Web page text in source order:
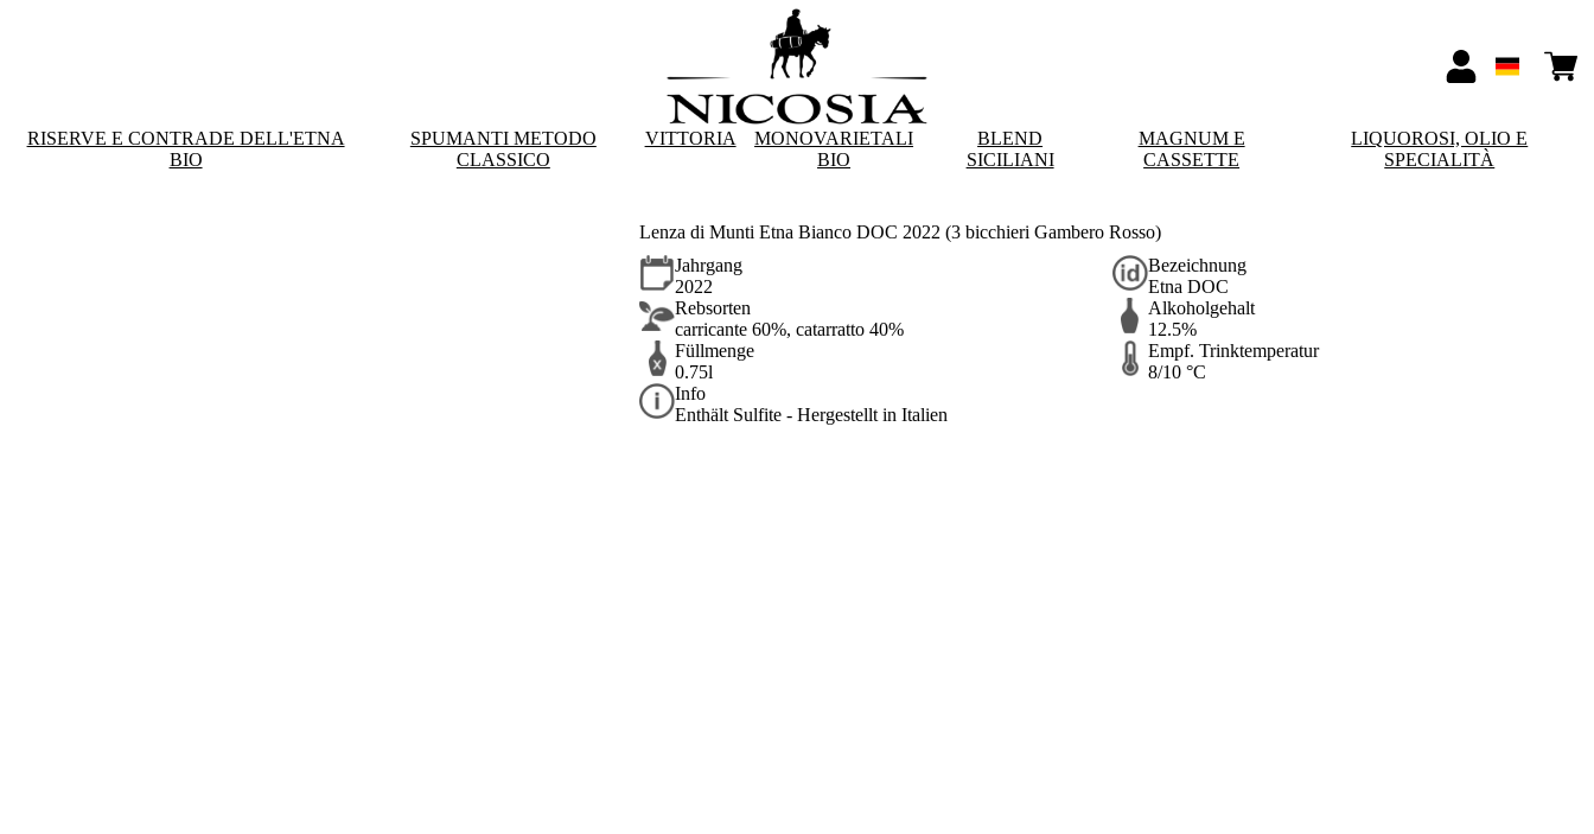
RISERVE E CONTRADE DELL'ETNA
BIO
SPUMANTI METODO
CLASSICO
VITTORIA
MONOVARIETALI
BIO
BLEND
SICILIANI
MAGNUM E
CASSETTE
LIQUOROSI, OLIO E
SPECIALITÀ
Lenza di Munti Etna Bianco DOC 2022 (3 bicchieri Gambero Rosso)
Jahrgang
2022
Bezeichnung
Etna DOC
Rebsorten
carricante 60%, catarratto 40%
Alkoholgehalt
12.5%
Füllmenge
0.75l
Empf. Trinktemperatur
8/10 °C
Info
Enthält Sulfite - Hergestellt in Italien